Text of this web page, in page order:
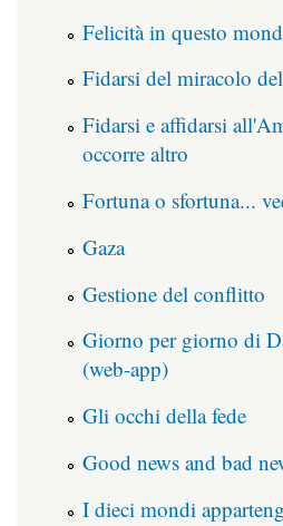
Felicità in questo
Fidarsi del miracolo
Fidarsi e affidarsi
occorre altro
Fortuna o sfortuna...
Gaza
Gestione del conflitto
Giorno per giorno di
(web-app)
Gli occhi della fede
Good news and bad
I dieci mondi